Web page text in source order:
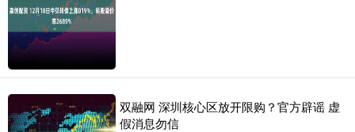
双融网 深圳核心区放开限购？官方辟谣 虚
假消息勿信